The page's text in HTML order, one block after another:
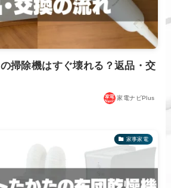
掃除機はすぐ壊れる？返品・交
家電ナビPlus
家事家電